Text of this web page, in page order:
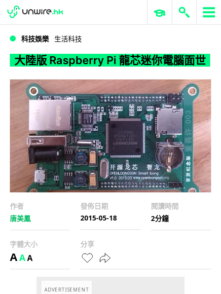
大陸版 Raspberry Pi 龍芯迷你電腦面世
WWDC 2026 ERP 與商業 AI
科技娛樂 生活科技
大陸版 Raspberry Pi 龍芯迷你電腦面世
作者
唐美鳳
發佈日期
2015-05-18
閱讀時間
2分鐘
字體大小
AAA
分享
ADVERTISEMENT